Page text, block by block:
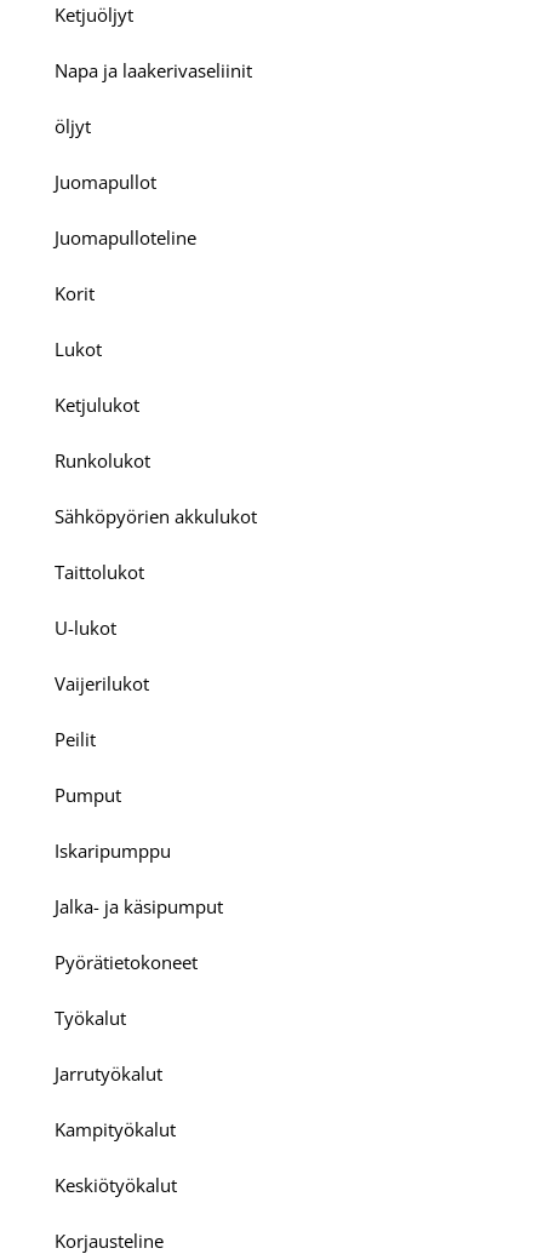
Ketjuöljyt
Napa ja laakerivaseliinit
öljyt
Juomapullot
Juomapulloteline
Korit
Lukot
Ketjulukot
Runkolukot
Sähköpyörien akkulukot
Taittolukot
U-lukot
Vaijerilukot
Peilit
Pumput
Iskaripumppu
Jalka- ja käsipumput
Pyörätietokoneet
Työkalut
Jarrutyökalut
Kampityökalut
Keskiötyökalut
Korjausteline